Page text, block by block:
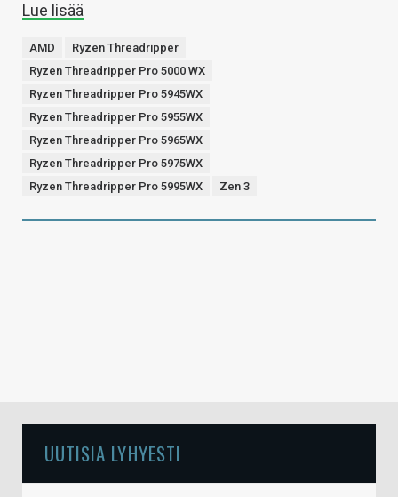
Lue lisää
AMD
Ryzen Threadripper
Ryzen Threadripper Pro 5000 WX
Ryzen Threadripper Pro 5945WX
Ryzen Threadripper Pro 5955WX
Ryzen Threadripper Pro 5965WX
Ryzen Threadripper Pro 5975WX
Ryzen Threadripper Pro 5995WX
Zen 3
UUTISIA LYHYESTI